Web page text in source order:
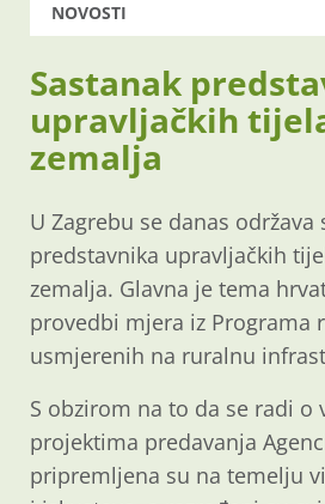
NOVOSTI
Sastanak
upravljačkih
zemalja
U Zagrebu se danas održava
predstavnika upravljačkih
zemalja. Glavna je tema
provedbi mjera iz Programa
usmjerenih na ruralnu
S obzirom na to da se radi
projektima predavanja
pripremljena su na temelju